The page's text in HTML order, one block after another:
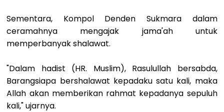
Sementara, Kompol Denden Sukmara dalam
ceramahnya mengajak jama'ah untuk
memperbanyak shalawat.
"Dalam hadist (HR. Muslim), Rasulullah bersabda,
Barangsiapa bershalawat kepadaku satu kali, maka
Allah akan memberikan rahmat kepadanya sepuluh
kali," ujarnya.